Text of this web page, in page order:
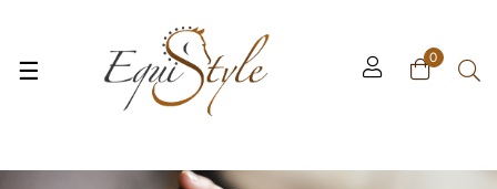
Basculer
navigation
☰ 0